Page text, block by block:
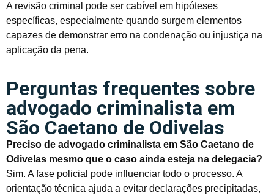
A revisão criminal pode ser cabível em hipóteses
específicas, especialmente quando surgem elementos
capazes de demonstrar erro na condenação ou injustiça na
aplicação da pena.
Perguntas frequentes sobre
advogado criminalista em
São Caetano de Odivelas
Preciso de advogado criminalista em São Caetano de
Odivelas mesmo que o caso ainda esteja na delegacia?
Sim. A fase policial pode influenciar todo o processo. A
orientação técnica ajuda a evitar declarações precipitadas,